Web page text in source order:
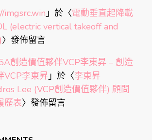
imgsrc.win」於〈電動垂直起降載
(electric vertical takeoff and
〉發佈留言
創造價值夥伴VCP李東昇 – 創造
VCP李東昇」於〈李東昇
Lee (VCP創造價值夥伴) 顧問
歷表〉發佈留言